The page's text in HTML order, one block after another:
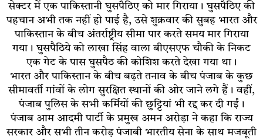
सेक्टर में एक पाकिस्तानी घुसपैठिए को मार गिराया। घुसपैठिए की
पहचान अभी तक नहीं हो पाई है, उसे शुक्रवार की सुबह भारत और
पाकिस्तान के बीच अंतर्राष्ट्रीय सीमा पार करते समय मार गिराया
गया। घुसपैठिये को लाखा सिंह वाला बीएसएफ चौकी के निकट
एक गेट के पास घुसपैठ की कोशिश करते देखा गया था।
भारत और पाकिस्तान के बीच बढ़ते तनाव के बीच पंजाब के कुछ
सीमावर्ती गांवों के लोग सुरक्षित स्थानों की ओर जाने लगे हैं। वहीं,
पंजाब पुलिस के सभी कर्मियों की छुट्टियां भी रद्द कर दी गईं।
पंजाब आम आदमी पार्टी के प्रमुख अमन अरोड़ा ने कहा कि राज्य
सरकार और सभी तीन करोड़ पंजाबी भारतीय सेना के साथ मजबूती